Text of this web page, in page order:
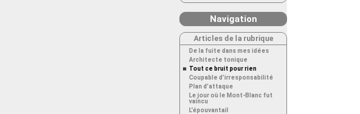
Navigation
Articles de la rubrique
De la fuite dans mes idées
Architecte tonique
Tout ce bruit pour rien
Coupable d’irresponsabilité
Plan d’attaque
Le jour où le Mont-Blanc fut
vaincu
L’épouvantail